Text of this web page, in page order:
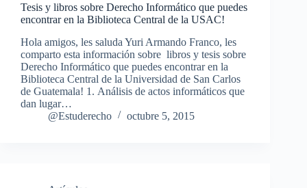
Tesis y libros sobre Derecho Informático que puedes
encontrar en la Biblioteca Central de la USAC!
Hola amigos, les saluda Yuri Armando Franco, les
comparto esta información sobre libros y tesis sobre
Derecho Informático que puedes encontrar en la
Biblioteca Central de la Universidad de San Carlos
de Guatemala! 1. Análisis de actos informáticos que
dan lugar…
@Estuderecho
octubre 5, 2015